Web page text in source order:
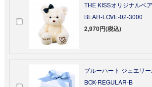
THE KISSオリジナルベ
BEAR-LOVE-02-3000
2,970円(税込)
ブルーハート ジュエリ
BOX-REGULAR-B